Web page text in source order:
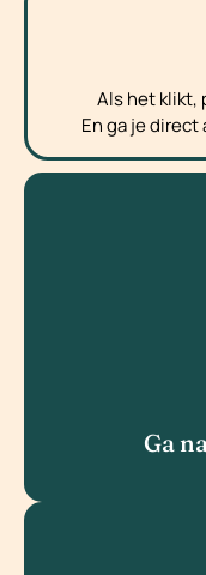
Als het klikt,
En ga je direct
Ga